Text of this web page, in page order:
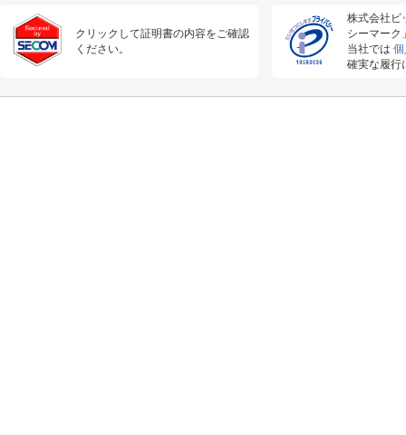
クリックして証明書の内容をご確認
ください。
株式会社ビ
シーマーク
当社では
確実な履行